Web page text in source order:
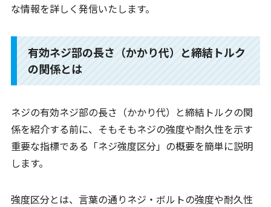
な情報を詳しく発信いたします。
有効ネジ部の長さ（かかり代）と締結トルク
の関係とは
ネジの有効ネジ部の長さ（かかり代）と締結トルクの関
係を紹介する前に、そもそもネジの強度や耐久性を示す
重要な指標である「ネジ強度区分」の概要を簡単に説明
します。
強度区分とは、言葉の通りネジ・ボルトの強度や耐久性